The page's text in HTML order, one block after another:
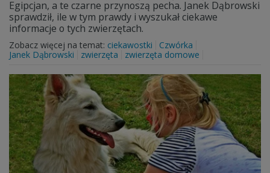
Egipcjan, a te czarne przynoszą pecha. Janek Dąbrowski
sprawdził, ile w tym prawdy i wyszukał ciekawe
informacje o tych zwierzętach.
Zobacz więcej na temat: ciekawostki
Czwórka
Janek Dąbrowski
zwierzęta zwierzęta domowe